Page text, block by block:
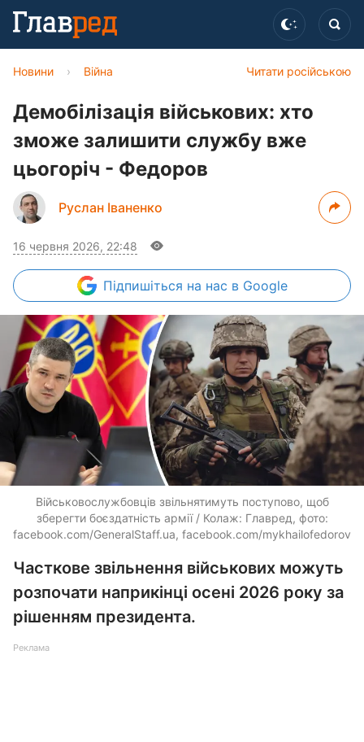
Читати російською
Новини › Війна
Демобілізація військових: хто
зможе залишити службу вже
цьогоріч - Федоров
Руслан Іваненко
16 червня 2026, 22:48
Підпишіться на нас в Google
Військовослужбовців звільнятимуть поступово, щоб
зберегти боєздатність армії / Колаж: Главред, фото:
facebook.com/GeneralStaff.ua, facebook.com/mykhailofedorov
Часткове звільнення військових можуть
розпочати наприкінці осені 2026 року за
рішенням президента.
Реклама